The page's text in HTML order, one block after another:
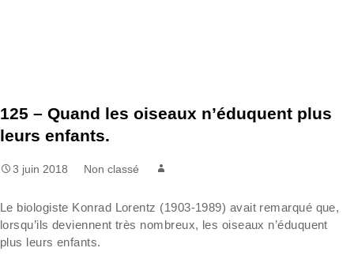
125 – Quand les oiseaux n’éduquent plus
leurs enfants.
3 juin 2018 Non classé
Le biologiste Konrad Lorentz (1903-1989) avait remarqué que,
lorsqu’ils deviennent très nombreux, les oiseaux n’éduquent
plus leurs enfants.